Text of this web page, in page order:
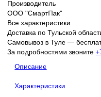
Производитель
ООО "СмартПак"
Все характеристики
Доставка по Тульской
Самовывоз в Туле —
За подробностями звоните
Описание
Характеристики